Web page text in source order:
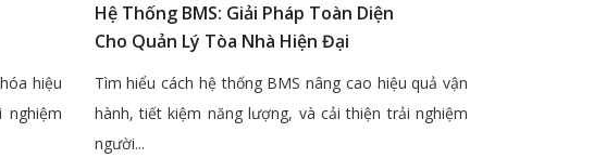
hiệu
nghiệm
Hệ Thống BMS: Giải Pháp Toàn Diện
Cho Quản Lý Tòa Nhà Hiện Đại
Tìm hiểu cách hệ thống BMS nâng cao hiệu quả vận
hành, tiết kiệm năng lượng, và cải thiện trải nghiệm
người...